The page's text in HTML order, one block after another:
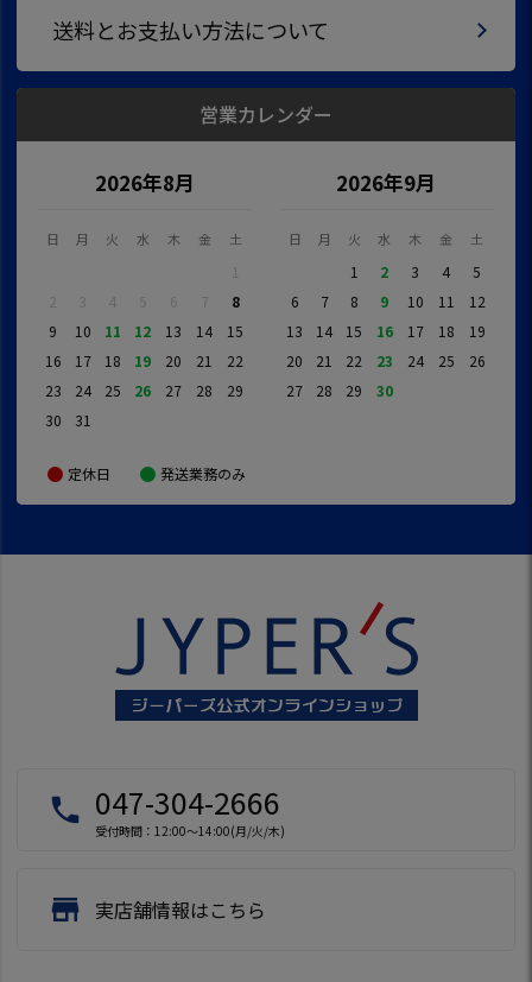
送料とお支払い方法について
営業カレンダー
2026年8月
日 月 火 水 木 金 土
1
2
3 4 5 6 7
8
9
10 11 12 13 14
15
16
17 18 19 20 21
22
23
24 25 26 27 28
29
30
31
2026年9月
日 月 火 水 木 金 土
1 2 3 4
5
6
7 8 9 10 11
12
13
14 15 16 17 18
19
20
21 22 23 24 25
26
27
28 29 30
定休日 発送業務のみ
local_phone 047-304-2666
受付時間：12:00～14:00(月/火/木)
store 実店舗情報はこちら